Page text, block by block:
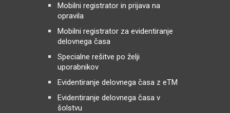
Mobilni registrator in prijava na
opravila
Mobilni registrator za evidentiranje
delovnega časa
Specialne rešitve po želji
uporabnikov
Evidentiranje delovnega časa z eTM
Evidentiranje delovnega časa v
šolstvu